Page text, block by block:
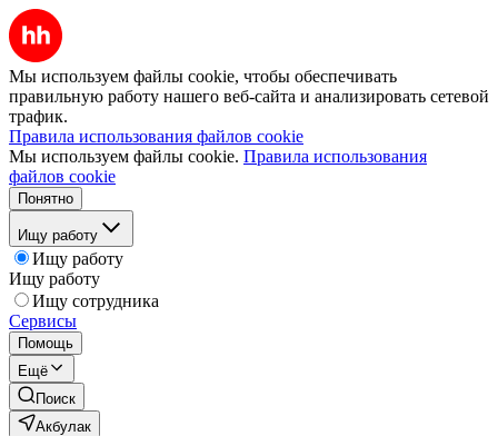
Мы используем файлы cookie, чтобы обеспечивать
правильную работу нашего веб-сайта и анализировать сетевой
трафик.
Правила использования файлов cookie
Мы используем файлы cookie. Правила использования
файлов cookie
Понятно
Ищу работу
Ищу работу
Ищу работу
Ищу сотрудника
Сервисы
Помощь
Ещё
Поиск
Акбулак